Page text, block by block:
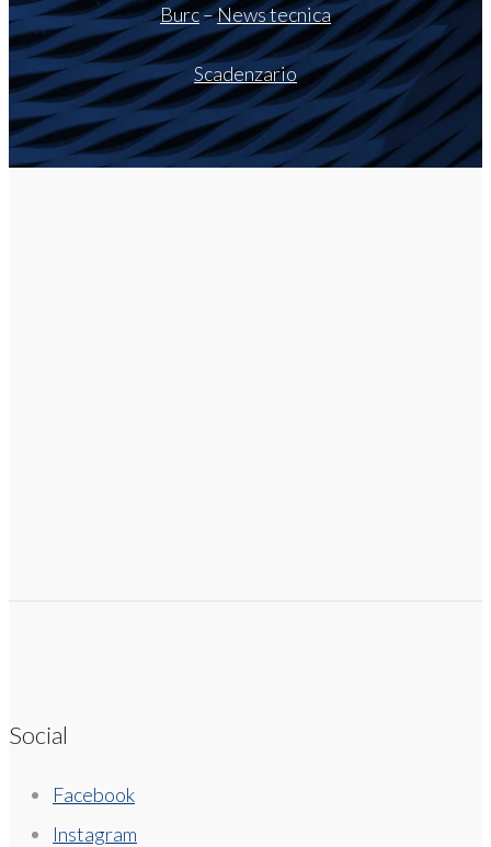
Burc–News tecnica
Scadenzario
Social
Facebook
Instagram